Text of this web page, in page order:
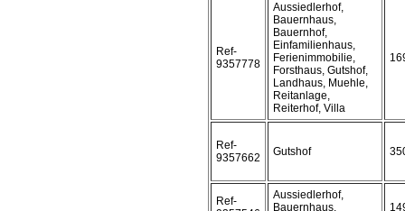
Ref-
9357778
Aussiedlerhof,
Bauernhaus,
Bauernhof,
Einfamilienhaus,
Ferienimmobilie,
Forsthaus, Gutshof,
Landhaus, Muehle,
Reitanlage,
Reiterhof, Villa
Ref-
9357662
Gutshof
Ref-
Aussiedlerhof,
Bauernhaus,